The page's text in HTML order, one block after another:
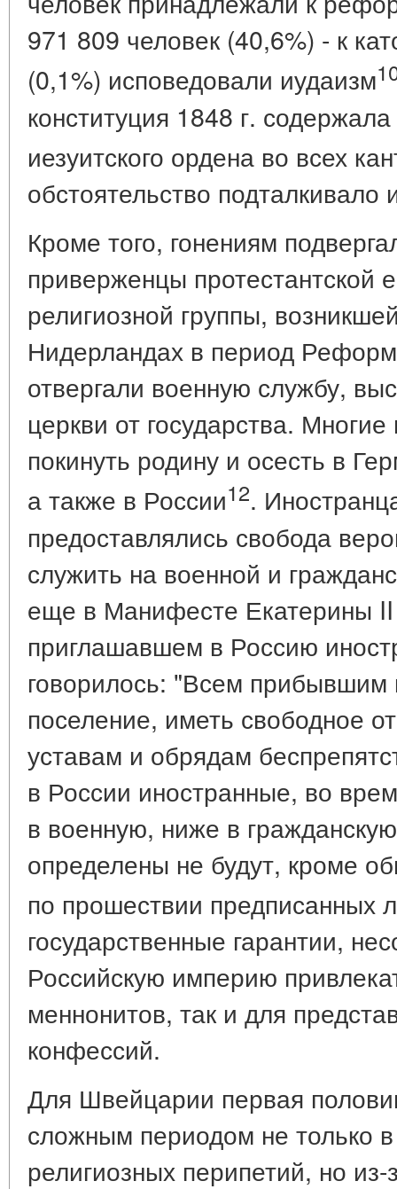
971 809 человек (40,6%) - к
(0,1%) исповедовали иудаизм
конституция 1848 г.
иезуитского ордена во всех
обстоятельство подталкивало
Кроме того, гонениям
приверженцы протестантской
религиозной группы,
Нидерландах в период
отвергали военную службу,
церкви от государства.
покинуть родину и осесть в
а также в России12.
предоставлялись свобода
служить на военной и
еще в Манифесте Екатерины
приглашавшем в Россию
говорилось: "Всем
поселение, иметь свободное
уставам и обрядам
в России иностранные, во
в военную, ниже в
определены не будут, кроме
по прошествии предписанных
государственные гарантии,
Российскую империю
меннонитов, так и для
конфессий.
Для Швейцарии первая
сложным периодом не только
религиозных перипетий, но